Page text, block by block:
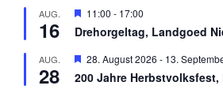
ee
h
o
e
n
o
r
e
h
o
AUG.
16
H
r
o
r
11:00 - 17:00
Drehorgeltag, Landgoed
AUG.
28
H
r
28. August 2026 - 13.
200 Jahre Herbstvolksfest,